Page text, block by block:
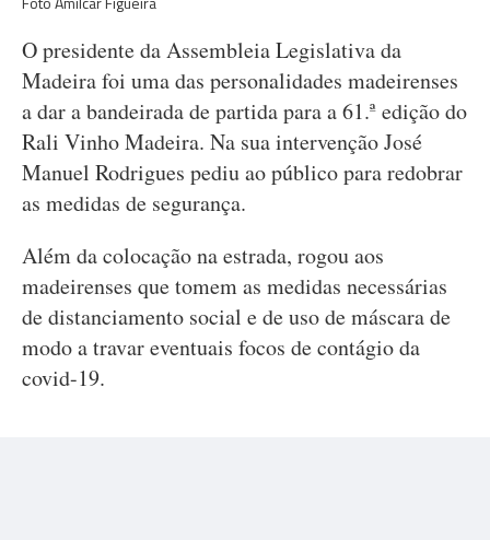
O presidente da Assembleia Legislativa da
Madeira foi uma das personalidades madeirenses
a dar a bandeirada de partida para a 61.ª edição do
Rali Vinho Madeira. Na sua intervenção José
Manuel Rodrigues pediu ao público para redobrar
as medidas de segurança.
Além da colocação na estrada, rogou aos
madeirenses que tomem as medidas necessárias
de distanciamento social e de uso de máscara de
modo a travar eventuais focos de contágio da
covid-19.